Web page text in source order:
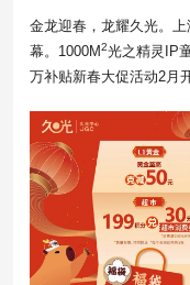
金龙迎春，龙耀久光。
幕。1000M2光之精灵IP
万补贴新春大促活动2月